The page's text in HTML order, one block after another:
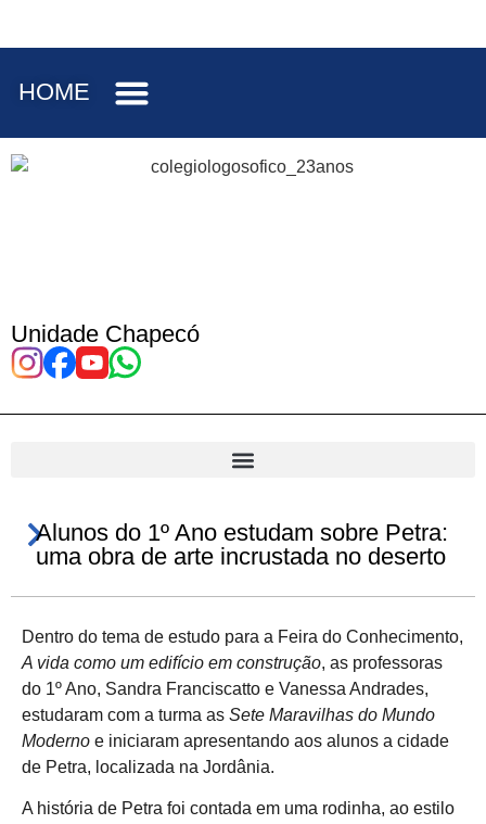
HOME
Unidade Chapecó
Alunos do 1º Ano estudam sobre Petra:
uma obra de arte incrustada no deserto
Dentro do tema de estudo para a Feira do Conhecimento,
A vida como um edifício em construção, as professoras
do 1º Ano, Sandra Franciscatto e Vanessa Andrades,
estudaram com a turma as Sete Maravilhas do Mundo
Moderno e iniciaram apresentando aos alunos a cidade
de Petra, localizada na Jordânia.
A história de Petra foi contada em uma rodinha, ao estilo